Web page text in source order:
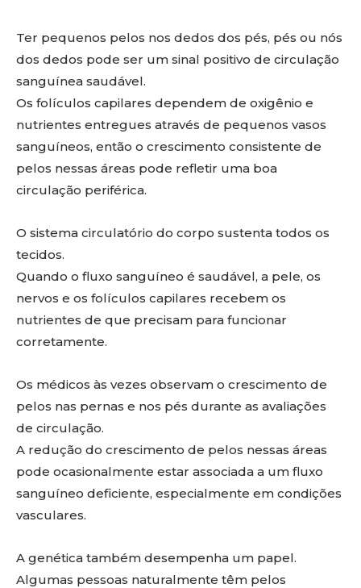
Ter pequenos pelos nos dedos dos pés, pés ou nós
dos dedos pode ser um sinal positivo de circulação
sanguínea saudável.
Os folículos capilares dependem de oxigênio e
nutrientes entregues através de pequenos vasos
sanguíneos, então o crescimento consistente de
pelos nessas áreas pode refletir uma boa
circulação periférica.
O sistema circulatório do corpo sustenta todos os
tecidos.
Quando o fluxo sanguíneo é saudável, a pele, os
nervos e os folículos capilares recebem os
nutrientes de que precisam para funcionar
corretamente.
Os médicos às vezes observam o crescimento de
pelos nas pernas e nos pés durante as avaliações
de circulação.
A redução do crescimento de pelos nessas áreas
pode ocasionalmente estar associada a um fluxo
sanguíneo deficiente, especialmente em condições
vasculares.
A genética também desempenha um papel.
Algumas pessoas naturalmente têm pelos